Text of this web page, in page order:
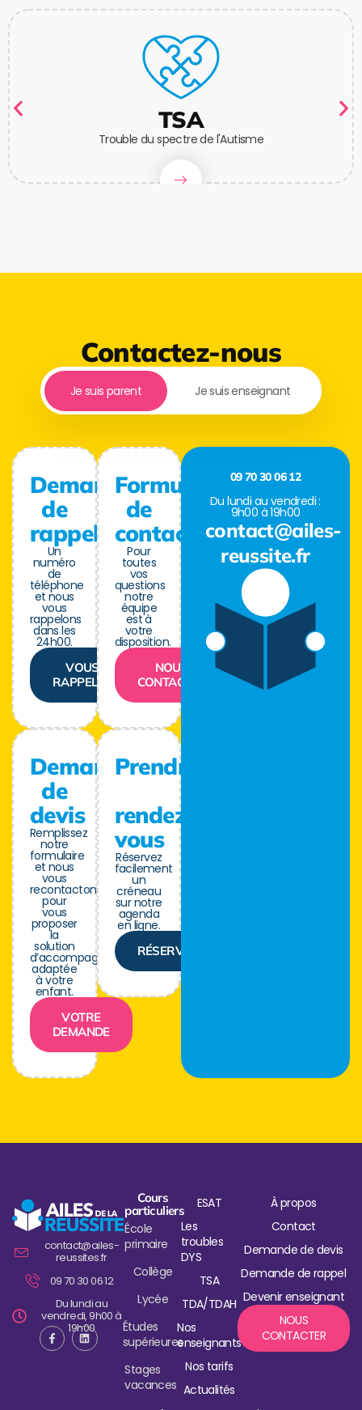
TSA
Trouble du spectre de l'Autisme
Contactez-nous
Je suis parent Je suis enseignant
Demande
de
rappel
Un
numéro
de
téléphone
et nous
vous
rappelons
dans les
24h00.
VOUS
RAPPELER
Demande
de
devis
Remplissez
notre
formulaire
et nous
vous
recontactons
pour
vous
proposer
la
solution
d’accompagnement
adaptée
à votre
enfant.
VOTRE
DEMANDE
Formulaire
de
contact
Pour
toutes
vos
questions
notre
équipe
est à
votre
disposition.
NOUS
CONTACTER
Prendre
rendez-
vous
Réservez
facilement
un
créneau
sur notre
agenda
en ligne.
RÉSERVER
09 70 30 06 12
Du lundi au vendredi :
9h00 à 19h00
contact@ailes-
reussite.fr
contact@ailes-
reussites.fr
09 70 30 06 12
Du lundi au
vendredi, 9h00 à
19h00
Cours
particuliers
École
primaire
Collège
Lycée
Études
supérieures
Stages
vacances
ESAT
Les
troubles
DYS
TSA
TDA/TDAH
Nos
enseignants
Nos tarifs
Actualités
À propos
Contact
Demande de devis
Demande de rappel
Devenir enseignant
NOUS
CONTACTER